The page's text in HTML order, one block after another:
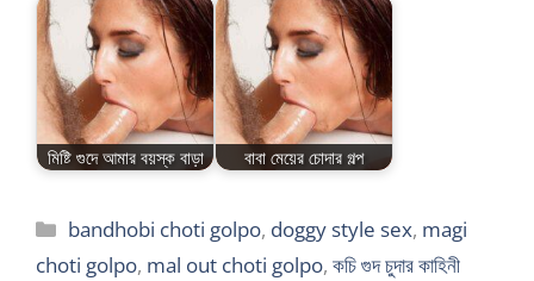
মিষ্টি গুদে আমার বয়স্ক বাড়া বাবা মেয়ের চোদার গল্প
Categories
bandhobi choti golpo, doggy style sex, magi
choti golpo, mal out choti golpo, কচি গুদ চুদার কাহিনী